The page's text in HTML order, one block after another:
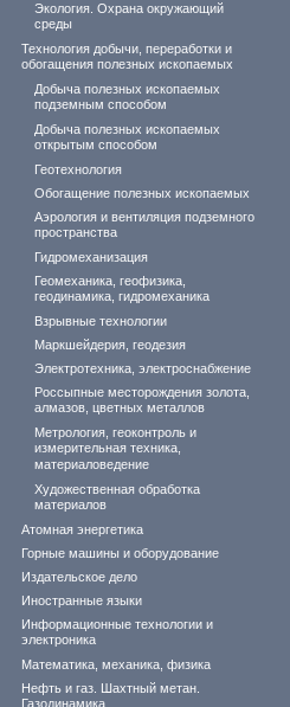
Экология. Охрана окружающий
среды
Технология добычи, переработки и
обогащения полезных ископаемых
Добыча полезных ископаемых
подземным способом
Добыча полезных ископаемых
открытым способом
Геотехнология
Обогащение полезных ископаемых
Аэрология и вентиляция подземного
пространства
Гидромеханизация
Геомеханика, геофизика,
геодинамика, гидромеханика
Взрывные технологии
Маркшейдерия, геодезия
Электротехника, электроснабжение
Россыпные месторождения золота,
алмазов, цветных металлов
Метрология, геоконтроль и
измерительная техника,
материаловедение
Художественная обработка
материалов
Атомная энергетика
Горные машины и оборудование
Издательское дело
Иностранные языки
Информационные технологии и
электроника
Математика, механика, физика
Нефть и газ. Шахтный метан.